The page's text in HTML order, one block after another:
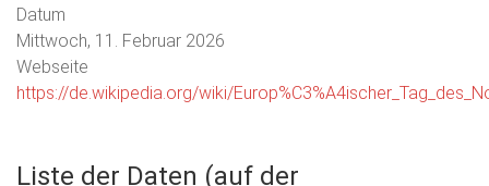
Datum
Mittwoch, 11. Februar 2026
Webseite
https://de.wikipedia.org/wiki/
Liste der Daten (auf der